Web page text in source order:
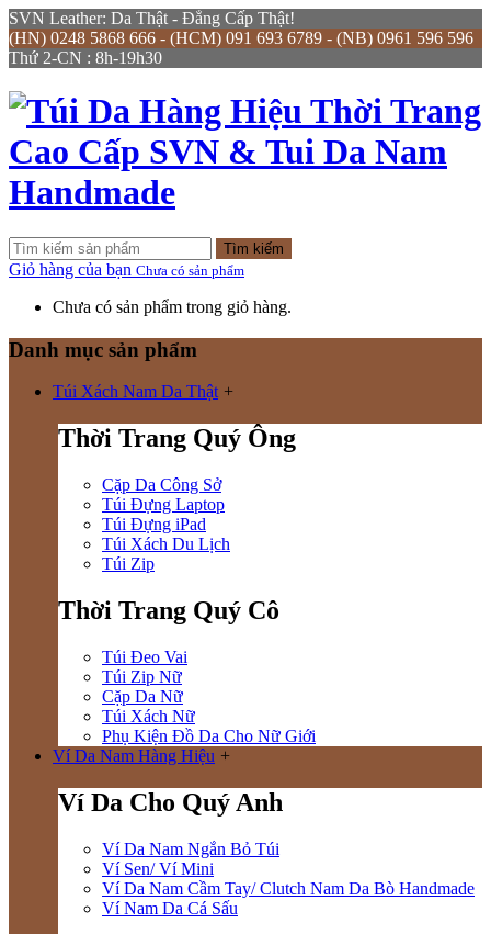
SVN Leather: Da Thật - Đẳng Cấp Thật!
(HN) 0248 5868 666 - (HCM) 091 693 6789 - (NB) 0961 596 596
Thứ 2-CN : 8h-19h30
Tìm kiếm
Giỏ hàng của bạn Chưa có sản phẩm
Chưa có sản phẩm trong giỏ hàng.
Danh mục sản phẩm
Túi Xách Nam Da Thật +
Thời Trang Quý Ông
Cặp Da Công Sở
Túi Đựng Laptop
Túi Đựng iPad
Túi Xách Du Lịch
Túi Zip
Thời Trang Quý Cô
Túi Đeo Vai
Túi Zip Nữ
Cặp Da Nữ
Túi Xách Nữ
Phụ Kiện Đồ Da Cho Nữ Giới
Ví Da Nam Hàng Hiệu +
Ví Da Cho Quý Anh
Ví Da Nam Ngắn Bỏ Túi
Ví Sen/ Ví Mini
Ví Da Nam Cầm Tay/ Clutch Nam Da Bò Handmade
Ví Nam Da Cá Sấu